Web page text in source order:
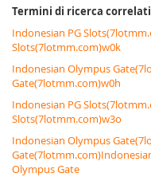
Termini di ricerca correlati
Indonesian PG
Slots(7lotmm.com)w0k
Indonesian Olympus
Gate(7lotmm.com)w0h
Indonesian PG
Slots(7lotmm.com)w3o
Indonesian Olympus
Olympus Gate